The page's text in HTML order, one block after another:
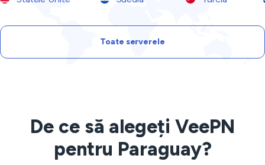
Toate serverele
De ce să alegeți VeePN
pentru Paraguay?